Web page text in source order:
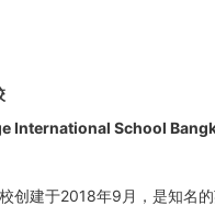
International School
创建于2018年9月，是知名